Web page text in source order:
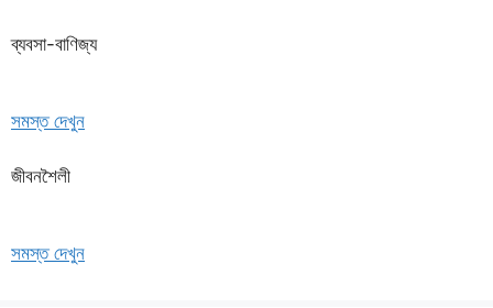
ব্যবসা-বাণিজ্য
সমস্ত দেখুন
জীবনশৈলী
সমস্ত দেখুন